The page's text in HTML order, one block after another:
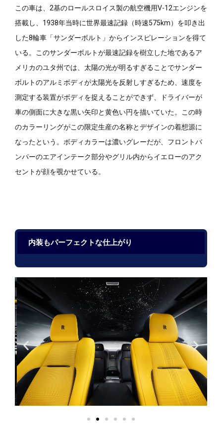
この車は、2基のロールスロイス製の航空機用V-12エンジンを
搭載し、1938年当時に世界最速記録（時速575km）を叩き出
した8輪車「サンダーボルト」からインスピレーションを得て
いる。このサンダーボルトが最速記録を樹立した地であるア
メリカのユタ州では、太陽の光が明るすぎることでサンダー
ボルトのアルミボディが太陽光を反射しすぎるため、速度を
測定する装置がボディを捉えることができず、ドライバーが
車の側面に大きな黒い矢印と黄色い円を描いていた。この時
のカラーリングがこの限定生産の名称とデザインの着想源に
なったという。ボディカラーは濃いグレーだが、フロントバ
ンパーのエアインテーク部分やグリル内からイエローのアク
セントが顔を覗かせている。
内装もパーフェクトな仕上がり